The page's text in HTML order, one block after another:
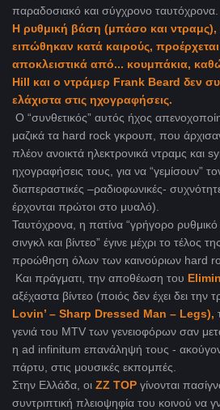
παραδοσιακό και σύγχρονο ταυτόχρονα.
Η ρυθμική βάση (μπάσο και
ειπώθηκαν κατά καιρούς,
αποκλειστικά από... κουμπάκια,
Hill και ο ντράμερ Frank Beard δεν
ελάχιστα στις ηχογραφήσεις.
Ο “συνθετικός” αυτός ήχος
μαζικά τα hard rock γκρουπ, που
πλέον ανοικτά ηλεκτρονικά ντραμς και
ηχογραφήσεις τους, για να “γεμίσουν”
διαπεραστικές –ραδιοφωνικές-
έρχονται πρώτοι στο μυαλό).
Ταυτόχρονα, η πατίνα “γρήγορο
σινγκλ και βίντεο” έγινε μέχρι το τέλος
προώθηση όλων των καινούριων hard
Και πράγματι, την αποθέωση του
αξέχαστα βίντεο (ποιός δεν έχει δει την
Lovin’ – Sharp Dressed Man – Legs),
γενιά του MTV των γενειοφόρων σαν
η ad infinitum επανάληψή τους -
πάρτυ, στις μουσικές εκπομπές.
Στην Ελλάδα, οι ZZ TOP γίνονται
συντριπτική πλειοψηφία του κοινού να